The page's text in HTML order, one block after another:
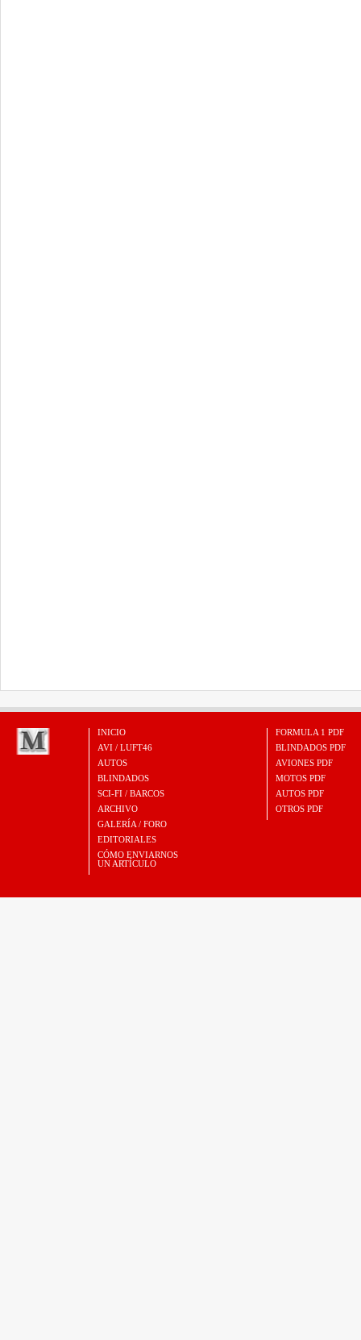
INICIO
AVI / LUFT46
AUTOS
BLINDADOS
SCI-FI / BARCOS
ARCHIVO
GALERÍA / FORO
EDITORIALES
CÓMO ENVIARNOS
UN ARTÍCULO
FORMULA 1 PDF
BLINDADOS PDF
AVIONES PDF
MOTOS PDF
AUTOS PDF
OTROS PDF